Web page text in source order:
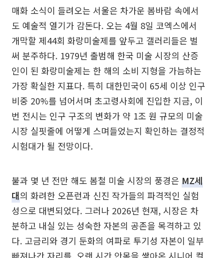
매화 소식이 들려오는 서울은 차가운 봄바람 속에서
도 예술적 열기가 감돈다. 오는 4월 8일 코엑스에서
개막할 제44회 화랑미술제를 앞두고 갤러리들은 벌
써 분주하다. 1979년 출범해 한국 미술 시장의 산증
인이 된 화랑미술제는 한 해의 소비 지형을 가늠하는
가장 확실한 지표다. 특히 대한민국이 65세 이상 인구
비중 20%를 넘어서며 초고령사회에 진입한 지금, 이
번 전시는 인구 구조의 변화가 약 1조 원 규모의 미술
시장 실핏줄에 어떻게 스며들었는지 확인하는 결정적
시험대가 될 전망이다.
불과 몇 년 전만 해도 봄철 미술 시장의 풍경은 MZ세
대의 화려한 오픈런과 신진 작가들의 파격적인 실험
성으로 대변되었다. 그러나 2026년 현재, 시장은 차
분하고 내실 있는 성숙한 자본의 공존을 목격하고 있
다. 고금리와 경기 둔화의 여파로 투기성 자본이 일부